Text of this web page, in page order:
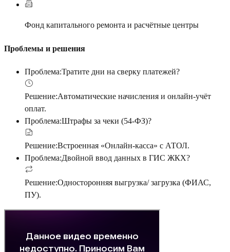
Фонд капитального ремонта и расчётные центры
Проблемы и решения
Проблема:Тратите дни на сверку платежей?
Решение:Автоматические начисления и онлайн-учёт
оплат.
Проблема:Штрафы за чеки (54-ФЗ)?
Решение:Встроенная «Онлайн-касса» с АТОЛ.
Проблема:Двойной ввод данных в ГИС ЖКХ?
Решение:Односторонняя выгрузка/ загрузка (ФИАС,
ПУ).